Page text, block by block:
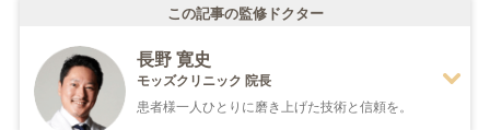
この記事の監修ドクター
長野 寛史
モッズクリニック 院長
患者様一人ひとりに磨き上げた技術と信頼を。